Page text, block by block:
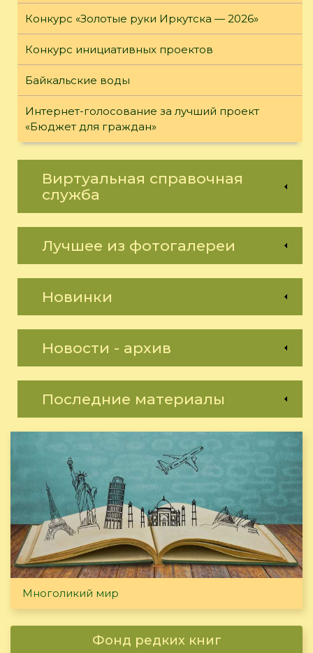
Конкурс «Золотые руки Иркутска — 2026»
Конкурс инициативных проектов
Байкальские воды
Интернет-голосование за лучший проект
«Бюджет для граждан»
Виртуальная справочная
служба
Лучшее из фотогалереи
Новинки
Новости - архив
Последние материалы
Многоликий мир
Фонд редких книг